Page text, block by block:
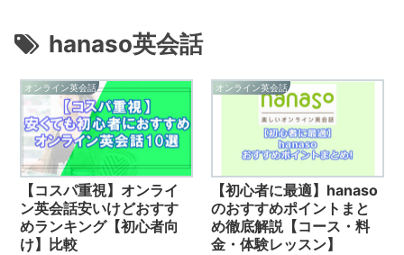
hanaso英会話
オンライン英会話
【コスパ重視】オンライ
ン英会話安いけどおすす
めランキング【初心者向
け】比較
オンライン英会話
【初心者に最適】hanaso
のおすすめポイントまと
め徹底解説【コース・料
金・体験レッスン】